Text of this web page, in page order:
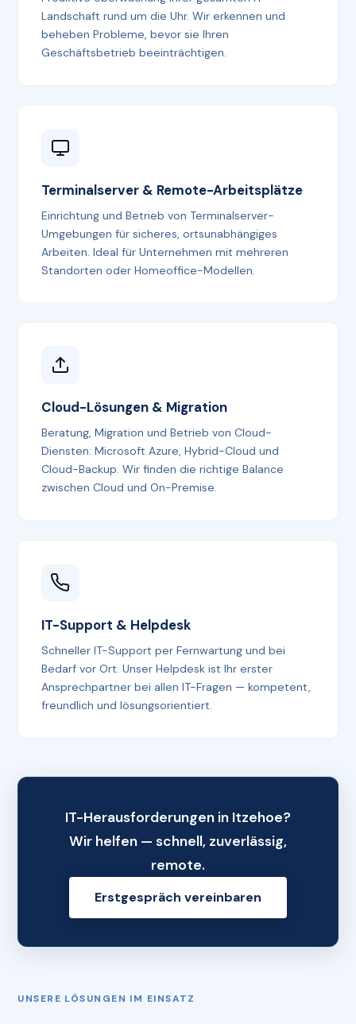
Landschaft rund um die Uhr. Wir erkennen und
beheben Probleme, bevor sie Ihren
Geschäftsbetrieb beeinträchtigen.
Terminalserver & Remote-Arbeitsplätze
Einrichtung und Betrieb von Terminalserver-
Umgebungen für sicheres, ortsunabhängiges
Arbeiten. Ideal für Unternehmen mit mehreren
Standorten oder Homeoffice-Modellen.
Cloud-Lösungen & Migration
Beratung, Migration und Betrieb von Cloud-
Diensten: Microsoft Azure, Hybrid-Cloud und
Cloud-Backup. Wir finden die richtige Balance
zwischen Cloud und On-Premise.
IT-Support & Helpdesk
Schneller IT-Support per Fernwartung und bei
Bedarf vor Ort. Unser Helpdesk ist Ihr erster
Ansprechpartner bei allen IT-Fragen — kompetent,
freundlich und lösungsorientiert.
IT-Herausforderungen in Itzehoe?
Wir helfen — schnell, zuverlässig,
remote.
Erstgespräch vereinbaren
UNSERE LÖSUNGEN IM EINSATZ